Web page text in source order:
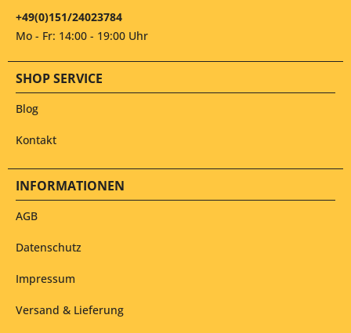
+49(0)151/24023784
Mo - Fr: 14:00 - 19:00 Uhr
SHOP SERVICE
Blog
Kontakt
INFORMATIONEN
AGB
Datenschutz
Impressum
Versand & Lieferung